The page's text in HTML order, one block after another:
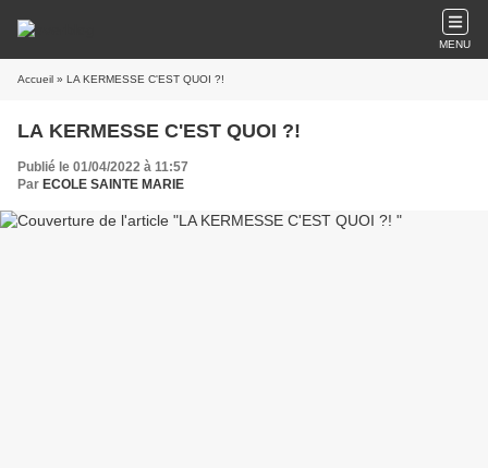
MENU
Accueil » LA KERMESSE C'EST QUOI ?!
LA KERMESSE C'EST QUOI ?!
Publié le 01/04/2022 à 11:57
Par ECOLE SAINTE MARIE